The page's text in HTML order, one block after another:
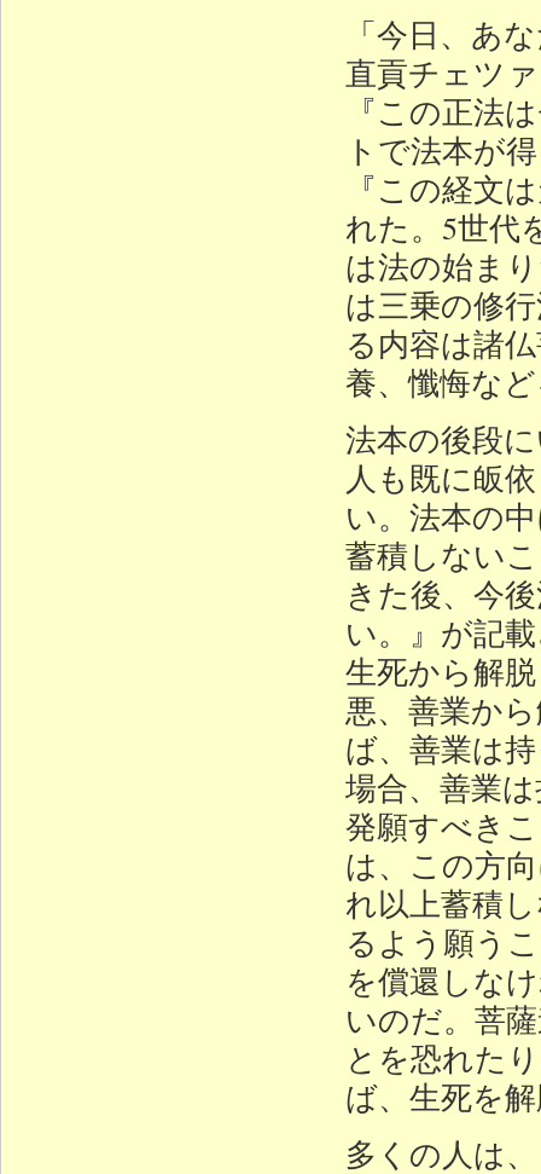
「今日、あ
直貢チェツ
『この正法
トで法本が
『この経文
れた。5世代
は法の始ま
は三乗の修
る内容は諸
養、懺悔な
法本の後段
人も既に皈
い。法本の
蓄積しない
きた後、今
い。』が記
生死から解
悪、善業か
ば、善業は
場合、善業
発願すべき
は、この方
れ以上蓄積
るよう願う
を償還しな
いのだ。菩
とを恐れた
ば、生死を
多くの人は